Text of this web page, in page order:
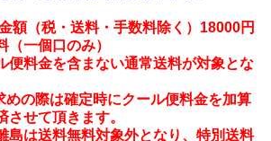
額（税・送料・手数料除く）18000円
（一個口のみ）
便料金を含まない通常送料が対象とな
の際は確定時にクール便料金を加算
させて頂きます。
島は送料無料対象外となり、特別送料